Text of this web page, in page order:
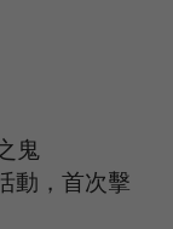
鬼
動，首次擊